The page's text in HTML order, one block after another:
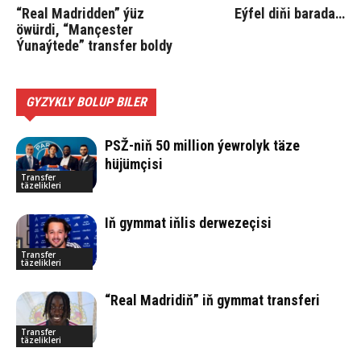
“Real Madridden” ýüz
öwürdi, “Mançester
Ýunaýtede” transfer boldy
Eý­fel di­ňi ba­ra­da…
GYZYKLY BOLUP BILER
Transfer
täzelikleri
PSŽ-niň 50 million ýewrolyk täze
hüjümçisi
Transfer
täzelikleri
Iň gymmat iňlis derwezeçisi
Transfer
täzelikleri
“Real Madridiň” iň gymmat transferi